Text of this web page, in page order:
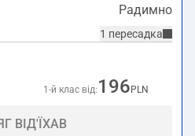
Радимно
1 пересадка
1-й клас від: 196 PLN
ВІД'ЇХАВ